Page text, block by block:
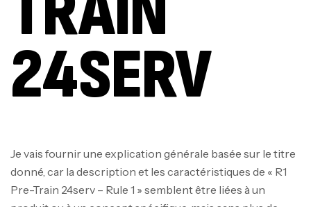
24SERV
Je vais fournir une explication générale basée sur le titre
donné, car la description et les caractéristiques de « R1
Pre-Train 24serv – Rule 1 » semblent être liées à un